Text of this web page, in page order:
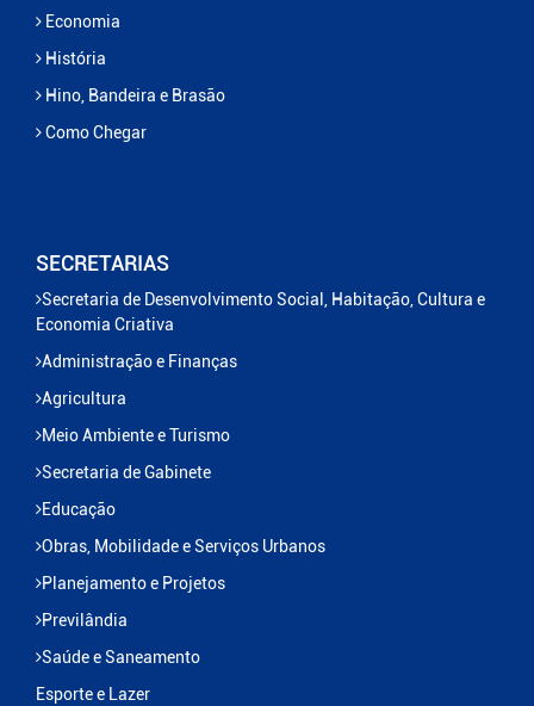
Economia
História
Hino, Bandeira e Brasão
Como Chegar
SECRETARIAS
Secretaria de Desenvolvimento Social, Habitação, Cultura e
Economia Criativa
Administração e Finanças
Agricultura
Meio Ambiente e Turismo
Secretaria de Gabinete
Educação
Obras, Mobilidade e Serviços Urbanos
Planejamento e Projetos
Previlândia
Saúde e Saneamento
Esporte e Lazer